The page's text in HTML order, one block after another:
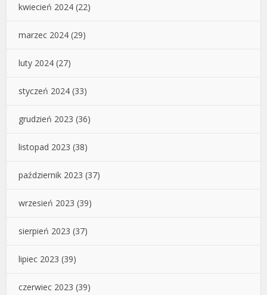
kwiecień 2024 (22)
marzec 2024 (29)
luty 2024 (27)
styczeń 2024 (33)
grudzień 2023 (36)
listopad 2023 (38)
październik 2023 (37)
wrzesień 2023 (39)
sierpień 2023 (37)
lipiec 2023 (39)
czerwiec 2023 (39)